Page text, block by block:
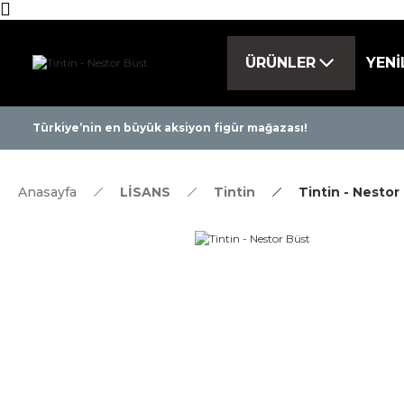
ÜRÜNLER
Türkiye’nin en büyük aksiyon figür mağazası! Tüm
Anasayfa LİSANS Tintin Tintin - Nestor